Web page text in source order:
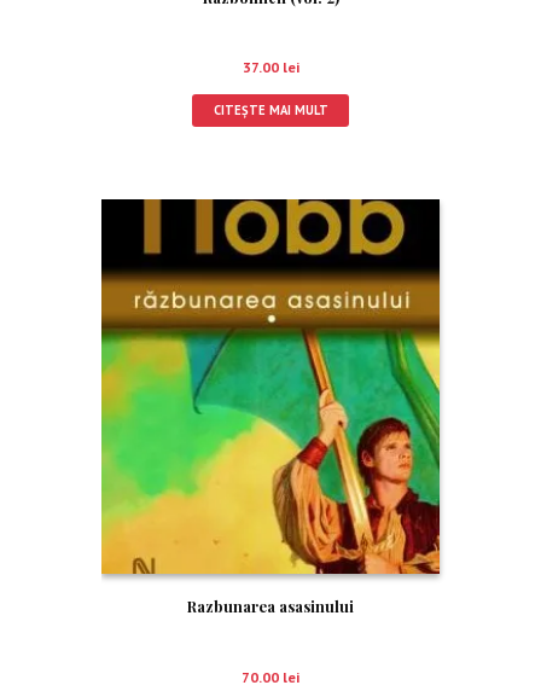
37.00 lei
CITEȘTE MAI MULT
Razbunarea asasinului
70.00 lei